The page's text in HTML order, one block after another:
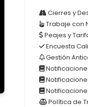
Cierres y
Trabaje con
Peajes y
Encuesta
Gestión
Política de